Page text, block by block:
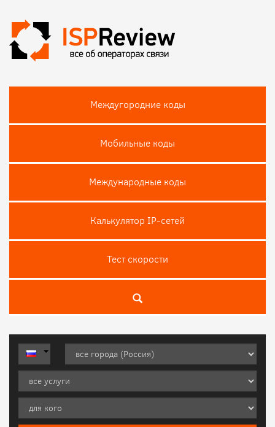
Междугородние коды
Мобильные коды
Международные коды
Калькулятор IP-сетей
Тест скороcти